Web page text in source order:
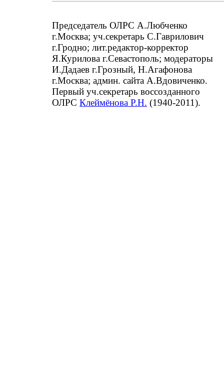
Председатель ОЛРС А.Любченко
г.Москва; уч.секретарь С.Гаврилович
г.Гродно; лит.редактор-корректор
Я.Курилова г.Севастополь; модераторы
И.Дадаев г.Грозный, Н.Агафонова
г.Москва; админ. сайта А.Вдовиченко.
Первый уч.секретарь воссозданного
ОЛРС Клеймёнова Р.Н. (1940-2011).